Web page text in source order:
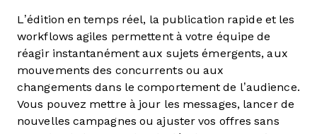
L’édition en temps réel, la publication rapide et les
workflows agiles permettent à votre équipe de
réagir instantanément aux sujets émergents, aux
mouvements des concurrents ou aux
changements dans le comportement de l’audience.
Vous pouvez mettre à jour les messages, lancer de
nouvelles campagnes ou ajuster vos offres sans